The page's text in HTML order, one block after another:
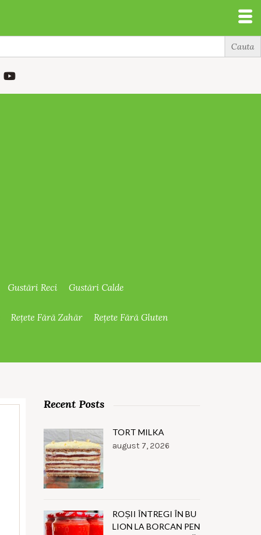
Gustări Reci Gustări Calde
Rețete Fără Zahăr Rețete Fără Gluten
Recent Posts
TORT MILKA
august 7, 2026
ROȘII ÎNTREGI ÎN BU
LION LA BORCAN PEN